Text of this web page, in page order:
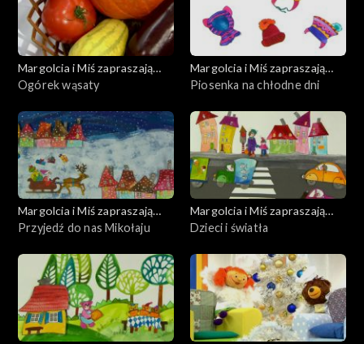
Margolcia i Miś zapraszają
dziś
Ogórek wąsaty
Margolcia i Miś zapraszają
dziś
Piosenka na chłodne dni
Margolcia i Miś zapraszają
dziś
Przyjedź do nas Mikołaju
Margolcia i Miś zapraszają
dziś
Dzieci i światła